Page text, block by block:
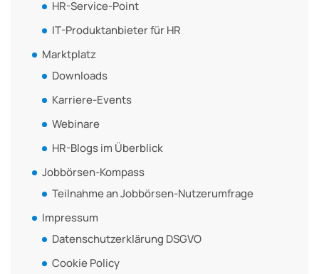
HR-Service-Point
IT-Produktanbieter für HR
Marktplatz
Downloads
Karriere-Events
Webinare
HR-Blogs im Überblick
Jobbörsen-Kompass
Teilnahme an Jobbörsen-Nutzerumfrage
Impressum
Datenschutzerklärung DSGVO
Cookie Policy